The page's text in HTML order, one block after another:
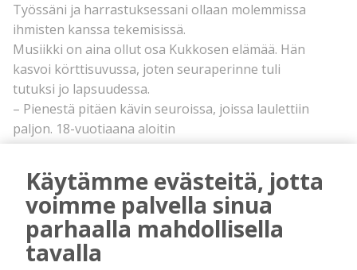
Työssäni ja harrastuksessani ollaan molemmissa
ihmisten kanssa tekemisissä.
Musiikki on aina ollut osa Kukkosen elämää. Hän
kasvoi körttisuvussa, joten seuraperinne tuli
tutuksi jo lapsuudessa.
– Pienestä pitäen kävin seuroissa, joissa laulettiin
paljon. 18-vuotiaana aloitin
kuorolauluharrastuksen Kiurun Laulussa.
Kuorossa esiinnyin ensimmäistä kertaa julkisesti.
Kuoron riveissä Kukkonen alkoi saada myös
soolo-osuuksia.
– Esiintymisten myötä itsevarmuuteni kasvoi ja
90-luvulla aloitinkin keikkailun, Kukkonen
Käytämme evästeitä, jotta
voimme palvella sinua
parhaalla mahdollisella
tavalla